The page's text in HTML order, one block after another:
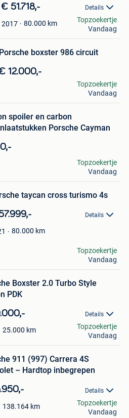
€ 51.718,- Details
2017 80.000 km
Topzoekertje
Vandaag
Porsche boxster 986 circuit
12.000,-
Topzoekertje
Vandaag
spoiler en carbon
Porsche Cayman
Topzoekertje
Vandaag
taycan cross turismo 4s
Details
80.000 km
Topzoekertje
Vandaag
Boxster 2.0 Turbo Style
PDK
Details
25.000 km
Topzoekertje
Vandaag
911 (997) Carrera 4S
– Hardtop inbegrepen
Details
138.164 km
Topzoekertje
Vandaag